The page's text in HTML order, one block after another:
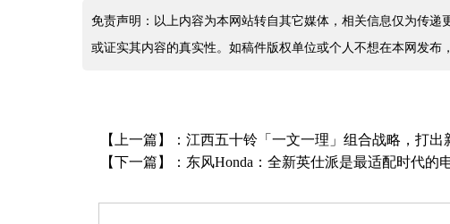
免责声明：以上内容为本网站转自其它媒体，相关信息仅为传
或证实其内容的真实性。如稿件版权单位或个人不想在本网发布
【上一篇】： 江西五十铃「一文一理」组合战略，打出
【下一篇】： 东风Honda：全新英仕派是最适配时代的